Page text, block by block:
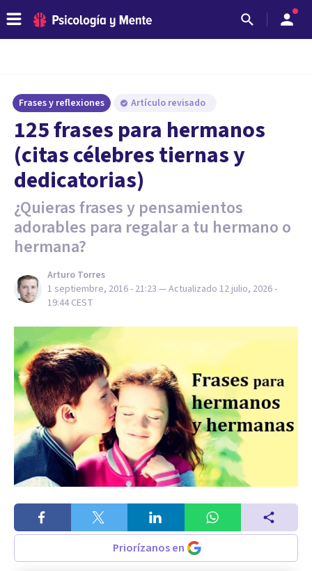
Frases y reflexiones Artículo revisado
125 frases para hermanos
(citas célebres tiernas y
dedicatorias)
¿Quieras frases y pensamientos
adorables para regalar a tu hermano o
hermana?
Arturo Torres
1 septiembre, 2016 - 21:23 — Actualizado 12 julio, 2026 -
19:44 CEST
Priorízanos en